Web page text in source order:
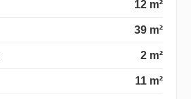
12 m²
39 m²
2 m²
11 m²